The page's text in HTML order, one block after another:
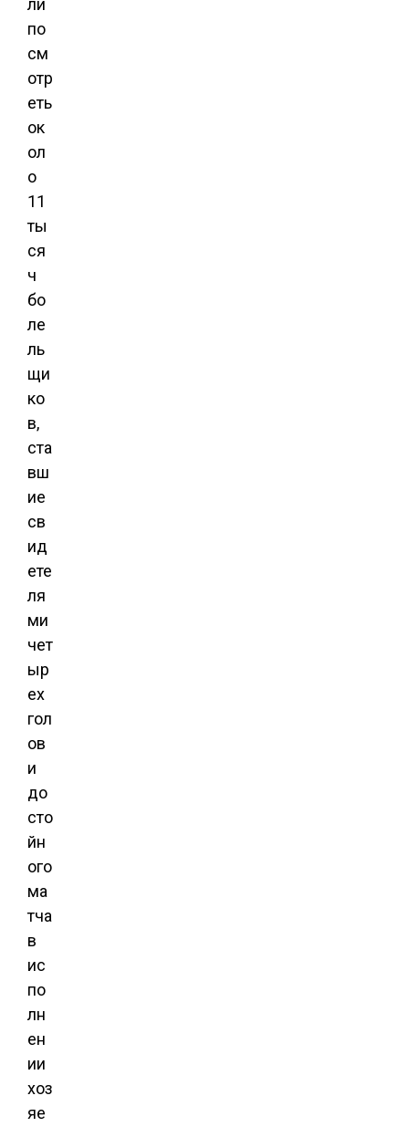
ли
по
см
отр
еть
ок
ол
о
11
ты
ся
ч
бо
ле
ль
щи
ко
в,
ста
вш
ие
св
ид
ете
ля
ми
чет
ыр
ех
гол
ов
и
до
сто
йн
ого
ма
тча
в
ис
по
лн
ен
ии
хоз
яе